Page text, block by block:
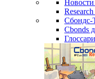
Новости &
Новости
Research
Cbonds